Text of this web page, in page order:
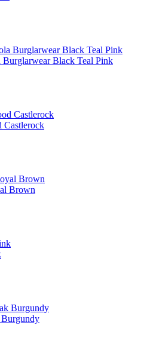
Black Teal Pink
Castlerock
Brown